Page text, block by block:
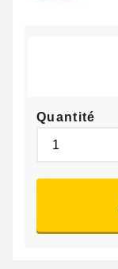
Quantité